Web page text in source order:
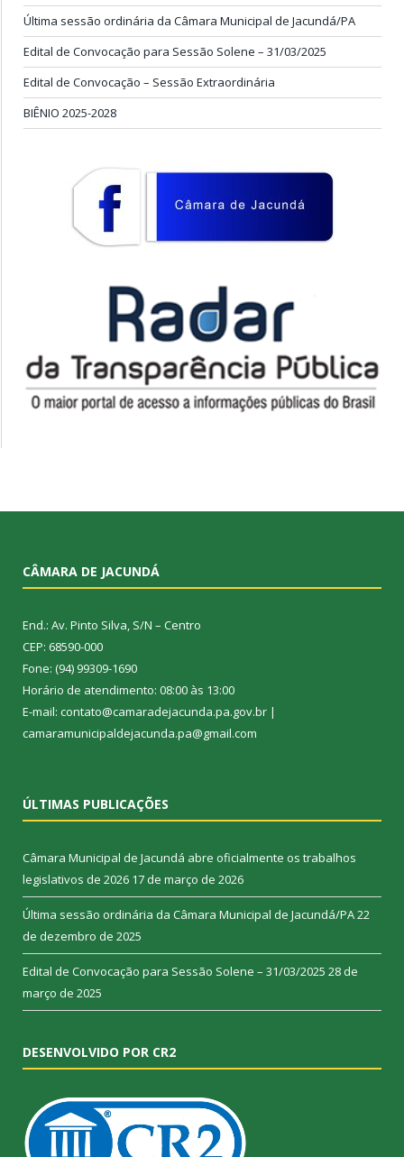
Última sessão ordinária da Câmara Municipal de Jacundá/PA
Edital de Convocação para Sessão Solene – 31/03/2025
Edital de Convocação – Sessão Extraordinária
BIÊNIO 2025-2028
CÂMARA DE JACUNDÁ
End.: Av. Pinto Silva, S/N – Centro
CEP: 68590-000
Fone: (94) 99309-1690
Horário de atendimento: 08:00 às 13:00
E-mail: contato@camaradejacunda.pa.gov.br |
camaramunicipaldejacunda.pa@gmail.com
ÚLTIMAS PUBLICAÇÕES
Câmara Municipal de Jacundá abre oficialmente os trabalhos
legislativos de 2026 17 de março de 2026
Última sessão ordinária da Câmara Municipal de Jacundá/PA22
de dezembro de 2025
Edital de Convocação para Sessão Solene – 31/03/2025 28 de
março de 2025
DESENVOLVIDO POR CR2